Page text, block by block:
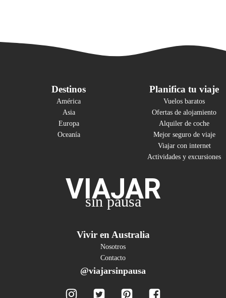
Destinos
América
Asia
Europa
Oceanía
Planifica tu viaje
Vuelos baratos
Ofertas de alojamiento
Alquiler de coche
Mejor seguro de viaje
Viajar con internet
Actividades y excursiones
VIAJAR
sin pausa
Vivir en Australia
Nosotros
Contacto
@viajarsinpausa